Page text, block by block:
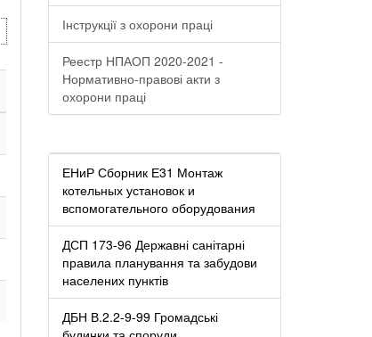
Інструкції з охорони праці
Реестр НПАОП 2020-2021 -
Нормативно-правові акти з
охорони праці
ЕНиР Сборник Е31 Монтаж
котельных установок и
вспомогательного оборудования
ДСП 173-96 Державні санітарні
правила планування та забудови
населених пунктів
ДБН В.2.2-9-99 Громадські